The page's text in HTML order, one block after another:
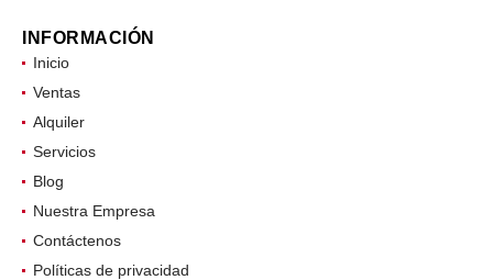
INFORMACIÓN
Inicio
Ventas
Alquiler
Servicios
Blog
Nuestra Empresa
Contáctenos
Políticas de privacidad